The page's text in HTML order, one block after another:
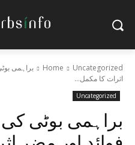
Home Uncategorized
براہمی
اثرات کا مکمل...
Uncategorized
براہمی بوٹی